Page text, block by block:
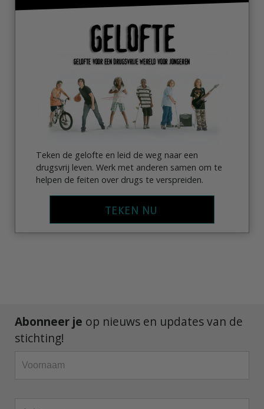
Teken de gelofte en leid de weg naar een
drugsvrij leven. Werk met anderen samen om te
helpen de feiten over drugs te verspreiden.
TEKEN NU
Abonneer je op nieuws en updates van de
stichting!